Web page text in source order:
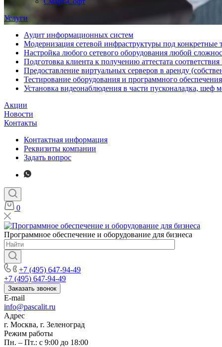
Услуги
Аудит информационных систем
Модернизация сетевой инфраструктуры под конкретные
Настройка любого сетевого оборудования любой
Подготовка клиента к получению аттестата
Предоставление виртуальных серверов в аренду
Тестирование оборудования и программного обеспечения
Установка видеонаблюдения в части пусконаладка, шеф
Акции
Новости
Контакты
Контактная информация
Реквизиты компании
Задать вопрос
0
Программное обеспечение и оборудование для бизнеса
+7 (495) 647-94-49
+7 (495) 647-94-49
Заказать звонок
E-mail
info@pascalit.ru
Адрес
г. Москва, г. Зеленоград
Режим работы
Пн. – Пт.: с 9:00 до 18:00